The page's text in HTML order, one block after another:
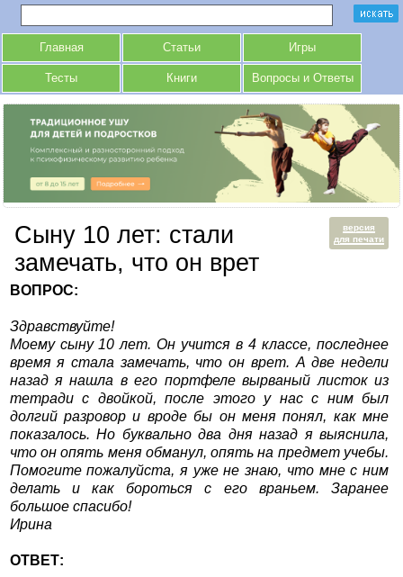
Главная Статьи Игры
Тесты Книги Вопросы и Ответы
версия
для печати
Cыну 10 лет: стали
замечать, что он врет
ВОПРОС:
Здравствуйте!
Моему сыну 10 лет. Он учится в 4 классе, последнее
время я стала замечать, что он врет. А две недели
назад я нашла в его портфеле вырваный листок из
тетради с двойкой, после этого у нас с ним был
долгий разровор и вроде бы он меня понял, как мне
показалось. Но буквально два дня назад я выяснила,
что он опять меня обманул, опять на предмет учебы.
Помогите пожалуйста, я уже не знаю, что мне с ним
делать и как бороться с его враньем. Заранее
большое спасибо!
Ирина
ОТВЕТ: